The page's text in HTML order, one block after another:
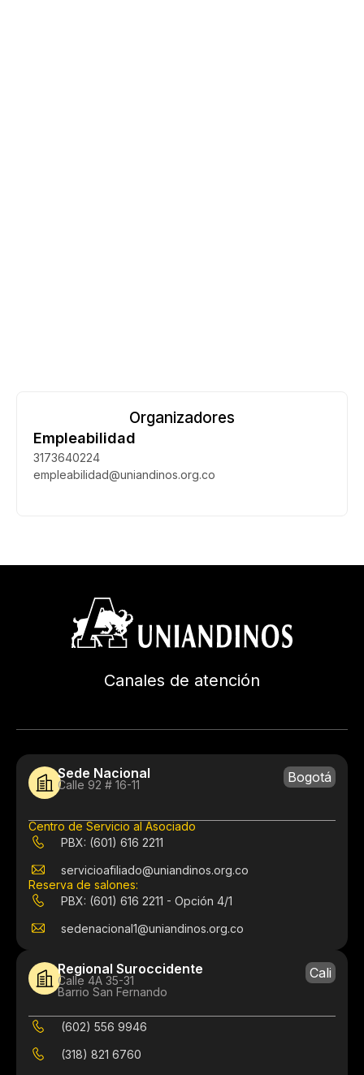
Organizadores
Empleabilidad
3173640224
empleabilidad@uniandinos.org.co
Canales de atención
Sede Nacional
Calle 92 # 16-11 Bogotá
Centro de Servicio al Asociado
PBX: (601) 616 2211
servicioafiliado@uniandinos.org.co
Reserva de salones:
PBX: (601) 616 2211 - Opción 4/1
sedenacional1@uniandinos.org.co
Regional Suroccidente
Calle 4A 35-31
Barrio San Fernando
Cali
(602) 556 9946
(318) 821 6760